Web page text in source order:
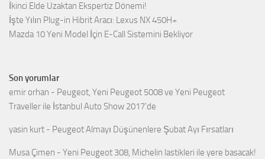
İkinci Elde Uzaktan Ekspertiz Dönemi!
İşte Yılın Plug-in Hibrit Aracı: Lexus NX 450H+
Mazda 10 Yeni Model İçin E-Call Sistemini Bekliyor
Son yorumlar
emir orhan - Peugeot, Yeni Peugeot 5008 ve Yeni Peugeot
Traveller ile İstanbul Auto Show 2017’de
yasin kurt - Peugeot Almayı Düşünenlere Şubat Ayı Fırsatları
Musa Çimen - Yeni Peugeot 308, Michelin lastikleri ile yere basacak!